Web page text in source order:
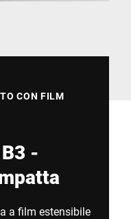
CON FILM
-
a film estensibile